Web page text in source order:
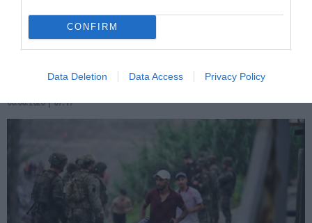
CONFIRM
Data Deletion Data Access Privacy Policy
Ανησυχία στην Δύση: H Ρωσία εξοπλίζει
τα Su-57 με νέους πυραύλους που
«κυνηγούν» τον στόχο μέσα από
παρεμβολές!
06.08.2026 | 07:17